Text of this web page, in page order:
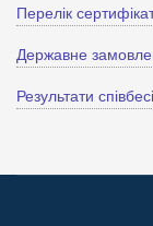
Перелік
Державне
Результати